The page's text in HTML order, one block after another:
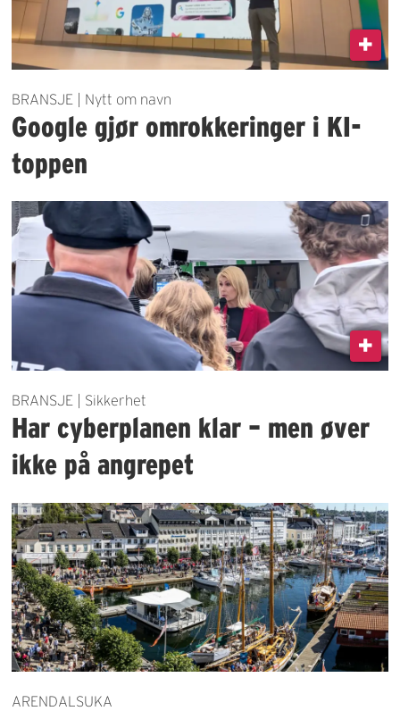
BRANSJE | Nytt om navn
Google gjør omrokkeringer i KI-
toppen
BRANSJE | Sikkerhet
Har cyberplanen klar – men øver
ikke på angrepet
ARENDALSUKA